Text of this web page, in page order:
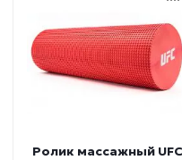
Ролик массажный UFC